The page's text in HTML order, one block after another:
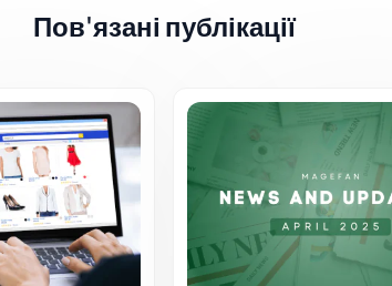
Пов'язані публікації